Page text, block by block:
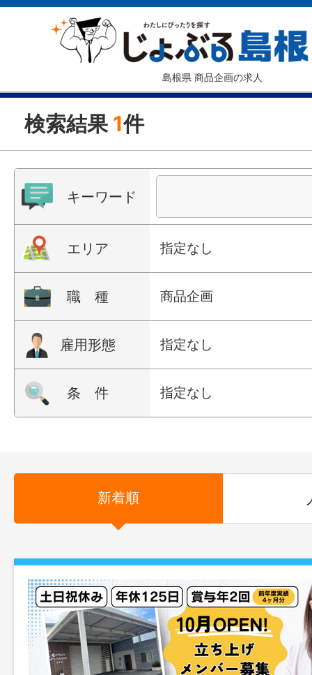
島根県 商品企画の求人
検索結果 1件
キーワード
エリア 指定なし
職 種 商品企画
雇用形態 指定なし
条 件 指定なし
新着順